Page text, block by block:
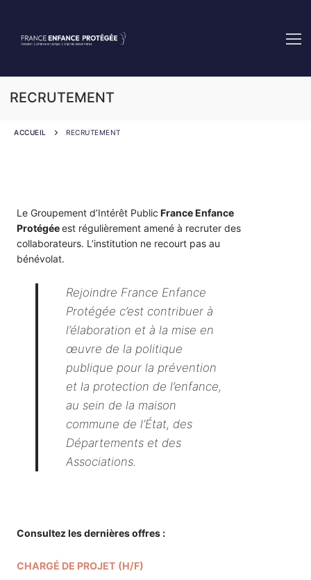
RECRUTEMENT
ACCUEIL RECRUTEMENT
Le Groupement d’Intérêt Public France Enfance
Protégéeest régulièrement amené à recruter des
collaborateurs. L’institution ne recourt pas au
bénévolat.
Rejoindre France Enfance
Protégée c’est contribuer à
l’élaboration et à la mise en
œuvre de la politique
publique pour la prévention
et la protection de l’enfance,
au sein de la maison
commune de l’État, des
Départements et des
Associations.
Consultez les dernières offres :
CHARGÉ DE PROJET (H/F)